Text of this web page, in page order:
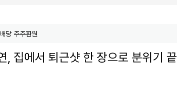
, 집에서 퇴근샷 한 장으로 분위기 끝